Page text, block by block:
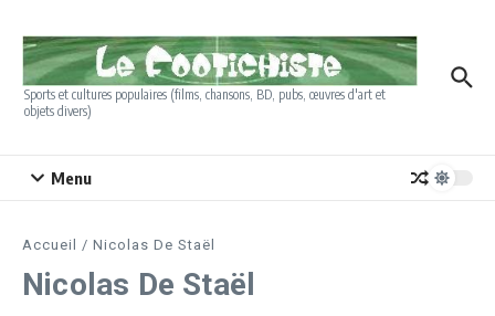
Sports et cultures populaires (films, chansons, BD, pubs, œuvres d'art et
objets divers)
Menu
Accueil / Nicolas De Staël
Nicolas De Staël